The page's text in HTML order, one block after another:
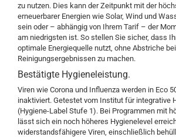
zu nutzen. Dies kann der Zeitpunkt mit der
erneuerbarer Energien wie Solar, Wind und
sein oder – abhängig von Ihrem Tarif – der
am niedrigsten ist. So stellen Sie sicher, dass
optimale Energiequelle nutzt, ohne Abstriche
Reinigungsergebnissen zu machen.
Bestätigte Hygieneleistung.
Viren wie Corona und Influenza werden in Eco
inaktiviert. Getestet vom Institut für integrative
(Hygiene-Label Stufe 1). Bei Programmen mit
lässt sich ein noch höheres Hygienelevel
widerstandsfähigere Viren, einschließlich